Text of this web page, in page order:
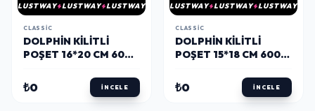
LUSTWAY LUSTWAY LUSTWAY
CLASSIC
DOLPHIN KILITLI
POŞET 16*20 CM 600
₺0 İNCELE
LUSTWAY LUSTWAY LUSTWAY
CLASSIC
DOLPHIN KILITLI
POŞET 15*18 CM 600
₺0 İNCELE